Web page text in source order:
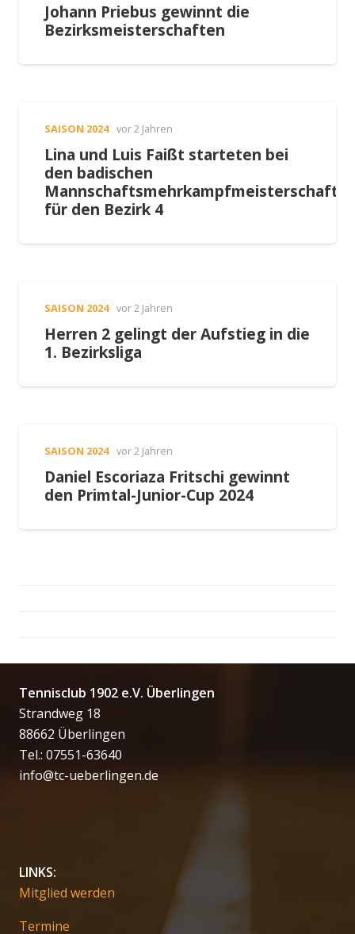
Johann Priebus gewinnt die
Bezirksmeisterschaften
SAISON 2024 vor 2 Jahren
Lina und Luis Faißt starteten bei
den badischen
für den Bezirk 4
SAISON 2024 vor 2 Jahren
Herren 2 gelingt der Aufstieg in die
1. Bezirksliga
SAISON 2024 vor 2 Jahren
Daniel Escoriaza Fritschi gewinnt
den Primtal-Junior-Cup 2024
Tennisclub 1902 e.V. Überlingen
Strandweg 18
88662 Überlingen
Tel.: 07551-63640
info@tc-ueberlingen.de
LINKS:
Mitglied werden
Termine